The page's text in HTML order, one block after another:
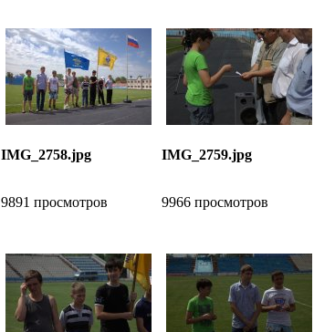
IMG_2758.jpg
9891 просмотров
IMG_2759.jpg
9966 просмотров